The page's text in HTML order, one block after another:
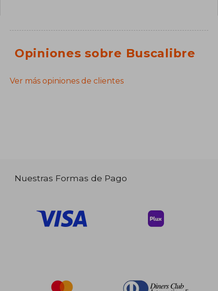
Opiniones sobre Buscalibre
Ver más opiniones de clientes
Nuestras Formas de Pago